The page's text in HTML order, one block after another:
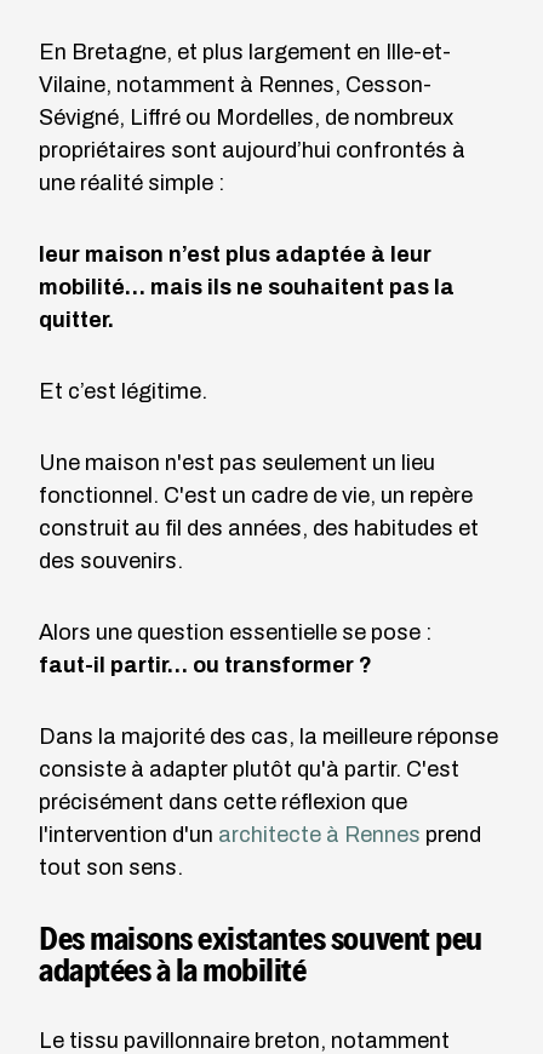
En Bretagne, et plus largement en Ille-et-
Vilaine, notamment à Rennes, Cesson-
Sévigné, Liffré ou Mordelles, de nombreux
propriétaires sont aujourd’hui confrontés à
une réalité simple :
leur maison n’est plus adaptée à leur
mobilité… mais ils ne souhaitent pas la
quitter.
Et c’est légitime.
Une maison n'est pas seulement un lieu
fonctionnel. C'est un cadre de vie, un repère
construit au fil des années, des habitudes et
des souvenirs.
Alors une question essentielle se pose :
faut-il partir… ou transformer ?
Dans la majorité des cas, la meilleure réponse
consiste à adapter plutôt qu'à partir. C'est
précisément dans cette réflexion que
l'intervention d'un architecte à Rennes prend
tout son sens.
Des maisons existantes souvent peu
adaptées à la mobilité
Le tissu pavillonnaire breton, notamment